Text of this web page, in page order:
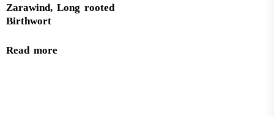
Zarawind, Long rooted
Birthwort
Read more